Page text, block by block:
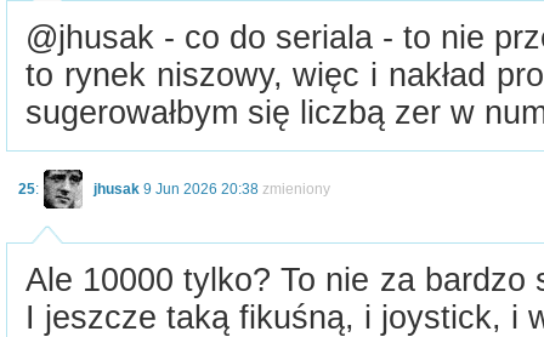
@jhusak - co do seriala - to nie
to rynek niszowy, więc i nakład
sugerowałbym się liczbą zer w
25: jhusak 9 Jun 2026 20:38 zmieniony
Ale 10000 tylko? To nie za bardzo
I jeszcze taką fikuśną, i joystick, i